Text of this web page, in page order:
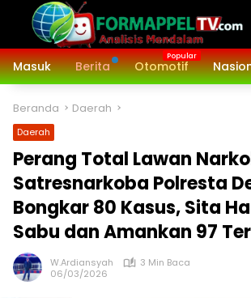
Langsung
konten
Masuk
Berita Otomotif
Beranda Daerah
Daerah
Perang Total Lawan
Satresnarkoba Polresta
Bongkar 80 Kasus, Sita
Sabu dan Amankan 97
W.Ardiansyah
3 Min Baca
06/03/2026